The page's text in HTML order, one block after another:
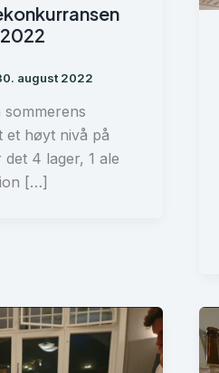
august 2022
høyt nivå på
4 lager, 1 ale
[…]